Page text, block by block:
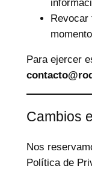
Revocar
momento
Para ejercer
Cambios
Nos
Política de